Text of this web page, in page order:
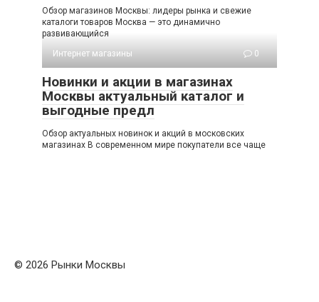
Обзор магазинов Москвы: лидеры рынка и свежие
каталоги товаров Москва — это динамично
развивающийся
Интернет магазины
0
Новинки и акции в магазинах
Москвы актуальный каталог и
выгодные предл
Обзор актуальных новинок и акций в московских
магазинах В современном мире покупатели все чаще
© 2026 Рынки Москвы